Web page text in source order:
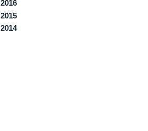
2016
2015
2014